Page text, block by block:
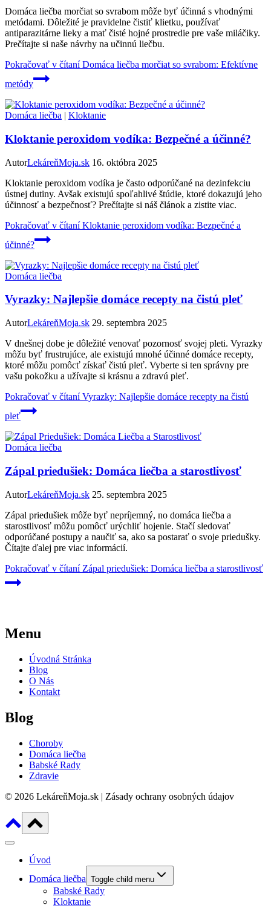
Domáca liečba morčiat so svrabom môže byť účinná s vhodnými
metódami. Dôležité je pravidelne čistiť klietku, používať
antiparazitárne lieky a mať čisté hojné prostredie pre vaše miláčiky.
Prečítajte si naše návrhy na učinnú liečbu.
Pokračovať v čítaníDomáca liečba morčiat so svrabom: Efektívne
metódy
Domáca liečba | Kloktanie
Kloktanie peroxidom vodíka: Bezpečné a účinné?
AutorLekáreňMoja.sk 16. októbra 2025
Kloktanie peroxidom vodíka je často odporúčané na dezinfekciu
ústnej dutiny. Avšak existujú spoľahlivé štúdie, ktoré dokazujú jeho
účinnosť a bezpečnosť? Prečítajte si náš článok a zistite viac.
Pokračovať v čítaníKloktanie peroxidom vodíka: Bezpečné a
účinné?
Domáca liečba
Vyrazky: Najlepšie domáce recepty na čistú pleť
AutorLekáreňMoja.sk 29. septembra 2025
V dnešnej dobe je dôležité venovať pozornosť svojej pleti. Vyrazky
môžu byť frustrujúce, ale existujú mnohé účinné domáce recepty,
ktoré môžu pomôcť získať čistú pleť. Vyberte si ten správny pre
vašu pokožku a užívajte si krásnu a zdravú pleť.
Pokračovať v čítaníVyrazky: Najlepšie domáce recepty na čistú
pleť
Domáca liečba
Zápal priedušiek: Domáca liečba a starostlivosť
AutorLekáreňMoja.sk 25. septembra 2025
Zápal priedušiek môže byť nepríjemný, no domáca liečba a
starostlivosť môžu pomôcť urýchliť hojenie. Stačí sledovať
odporúčané postupy a naučiť sa, ako sa postarať o svoje priedušky.
Čítajte ďalej pre viac informácií.
Pokračovať v čítaníZápal priedušiek: Domáca liečba a starostlivosť
Menu
Úvodná Stránka
Blog
O Nás
Kontakt
Blog
Choroby
Domáca liečba
Babské Rady
Zdravie
© 2026 LekáreňMoja.sk | Zásady ochrany osobných údajov
Úvod
Domáca liečba Toggle child menu
Babské Rady
Kloktanie